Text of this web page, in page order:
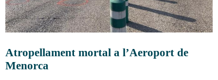
Atropellament mortal a l’Aeroport de
Menorca